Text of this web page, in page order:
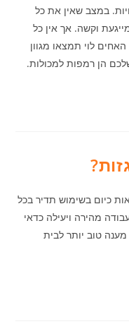
במצב שאין את כל
וקשה. אך אין כל
לוי תמצאו מגוון
הן רמפות למכולות.
כיום בשימוש תדיר בכל
מהירה ויעילה כדאי
טוב יותר לבית